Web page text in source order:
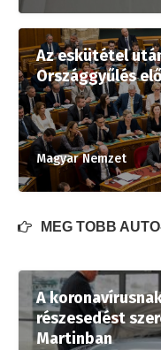
Az eskütétel
Országgyűlés
Magyar Nemzet
MÉG TÖBB
A
részesedést
Martinban